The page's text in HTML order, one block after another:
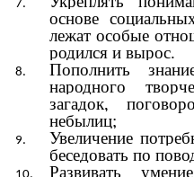
основе
лежат особые
родился и вырос.
Пополнить
народного
загадок,
небылиц;
Увеличение
беседовать по
Развивать